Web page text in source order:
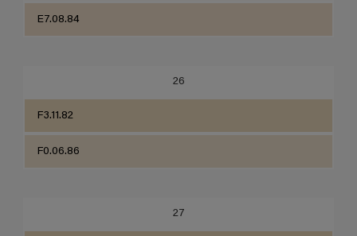
E7.08.84
26
F3.11.82
F0.06.86
27